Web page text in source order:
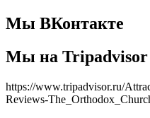
Мы ВКонтакте
Мы на Tripadvisor
https://www.tripadvisor.ru/
Reviews-